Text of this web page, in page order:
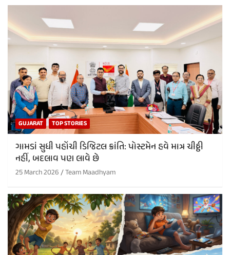
GUJARAT TOP STORIES
ગામડાં સુધી પહોંચી ડિજિટલ ક્રાંતિ: પોસ્ટમેન હવે માત્ર ચીઠ્ઠી
નહીં, બદલાવ પણ લાવે છે
25 March 2026 Team Maadhyam